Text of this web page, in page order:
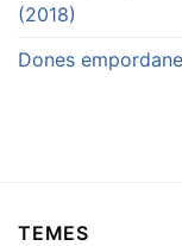
(2018)
Dones
TEMES